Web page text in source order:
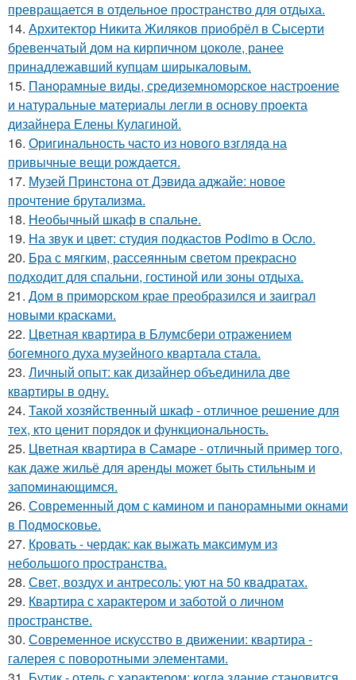
превращается в отдельное пространство для отдыха.
14. Архитектор Никита Жиляков приобрёл в Сысерти
бревенчатый дом на кирпичном цоколе, ранее
принадлежавший купцам ширыкаловым.
15. Панорамные виды, средиземноморское настроение
и натуральные материалы легли в основу проекта
дизайнера Елены Кулагиной.
16. Оригинальность часто из нового взгляда на
привычные вещи рождается.
17. Музей Принстона от Дэвида аджайе: новое
прочтение брутализма.
18. Необычный шкаф в спальне.
19. На звук и цвет: студия подкастов Podimo в Осло.
20. Бра с мягким, рассеянным светом прекрасно
подходит для спальни, гостиной или зоны отдыха.
21. Дом в приморском крае преобразился и заиграл
новыми красками.
22. Цветная квартира в Блумсбери отражением
богемного духа музейного квартала стала.
23. Личный опыт: как дизайнер объединила две
квартиры в одну.
24. Такой хозяйственный шкаф - отличное решение для
тех, кто ценит порядок и функциональность.
25. Цветная квартира в Самаре - отличный пример того,
как даже жильё для аренды может быть стильным и
запоминающимся.
26. Современный дом с камином и панорамными окнами
в Подмосковье.
27. Кровать - чердак: как выжать максимум из
небольшого пространства.
28. Свет, воздух и антресоль: уют на 50 квадратах.
29. Квартира с характером и заботой о личном
пространстве.
30. Современное искусство в движении: квартира -
галерея с поворотными элементами.